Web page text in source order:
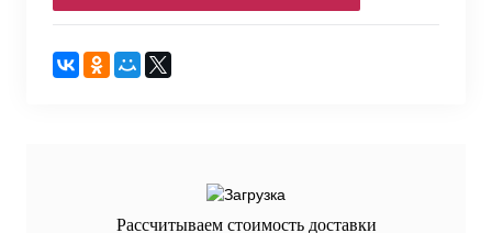
Рассчитываем стоимость доставки